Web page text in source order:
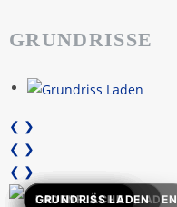
TITELBILD_LEER_LADEN
LADENFLÄCHE
LADENFLÄCHE
LADENFLÄCHE
LADENFLÄCHE
LADENFLÄCHE
GRUNDRISSE
GRUNDRISS LADEN
❮ ❯
❮ ❯
❮ ❯